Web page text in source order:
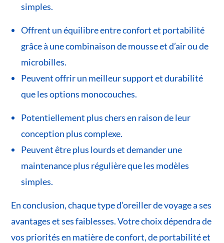
simples.
Offrent un équilibre entre confort et portabilité
grâce à une combinaison de mousse et d’air ou de
microbilles.
Peuvent offrir un meilleur support et durabilité
que les options monocouches.
Potentiellement plus chers en raison de leur
conception plus complexe.
Peuvent être plus lourds et demander une
maintenance plus régulière que les modèles
simples.
En conclusion, chaque type d’oreiller de voyage a ses
avantages et ses faiblesses. Votre choix dépendra de
vos priorités en matière de confort, de portabilité et